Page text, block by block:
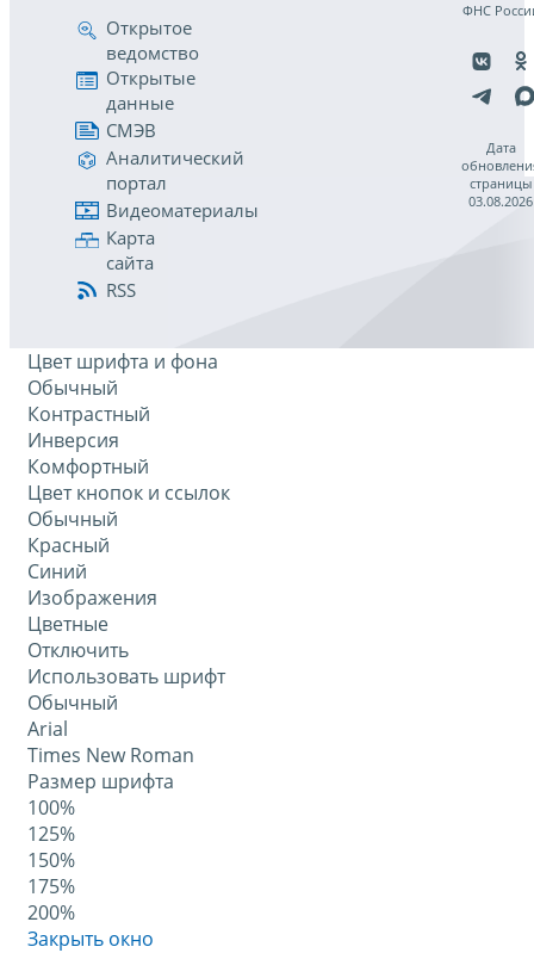
Открытое
ведомство
Открытые
данные
СМЭВ
Аналитический
портал
Видеоматериалы
Карта
сайта
RSS
ФНС
Дата
страницы
03.08.2026
Цвет шрифта и фона
Обычный
Контрастный
Инверсия
Комфортный
Цвет кнопок и ссылок
Обычный
Красный
Синий
Изображения
Цветные
Отключить
Использовать шрифт
Обычный
Arial
Times New Roman
Размер шрифта
100%
125%
150%
175%
200%
Закрыть окно